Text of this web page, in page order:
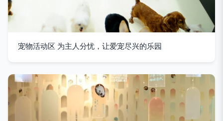
宠物活动区 为主人分忧，让爱宠尽兴的乐园